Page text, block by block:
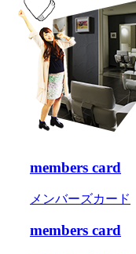
members card
メンバーズカード
members card